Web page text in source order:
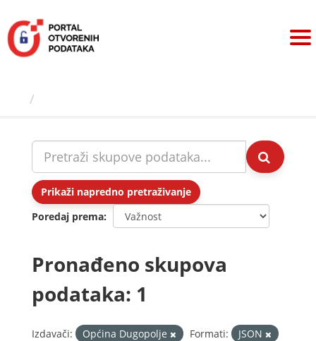
sadržaj
Prikaži napredno pretraživanje
Poredaj prema
Pronađeno skupova
podataka: 1
Izdavači: Općina Dugopolje Formati:
JSON